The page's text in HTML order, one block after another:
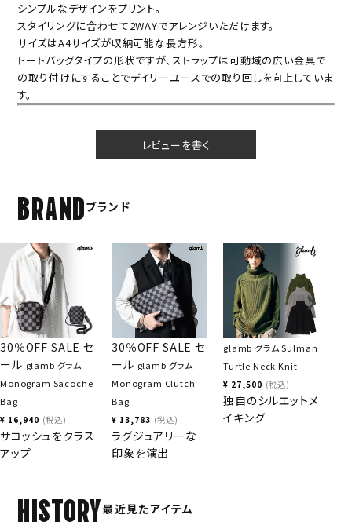
シンプルなデザインをプリント。
スタイリングに合わせて2WAYでアレンジいただけます。
サイズはA4サイズが収納可能な長方形。
トートバッグタイプの形状ですが、ストラップは可動域の広い金具で
の取り付けにすることでデイリーユースでの取り回しを向上していま
す。
レビューを書く
BRANDブランド
30％OFF SALE セ
ール glamb グラム
Monogram Sacoche
Bag
¥ 16,940 税込
サコッシュをクラス
アップ
30％OFF SALE セ
ール glamb グラム
Monogram Clutch
Bag
¥ 13,783 税込
ラグジュアリーな
印象を演出
glamb グラム Sulman
Turtle Neck Knit
¥ 27,500 税込
独自のシルエットメ
イキング
HISTORY最近見たアイテム